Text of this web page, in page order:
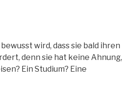
wird, dass sie bald ihren
denn sie hat keine Ahnung,
Ein Studium? Eine